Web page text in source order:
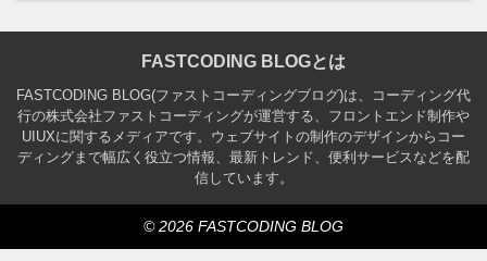
FASTCODING BLOGとは
FASTCODING BLOG(ファストコーディングブログ)は、コーディング代
行の株式会社ファストコーディングが運営する、フロントエンド制作や
UIUXに関するメディアです。ウェブサイトの制作のデザインからコー
ディングまで幅広く役立つ情報、最新トレンド、便利サービスなどを配
信しています。
© 2026 FASTCODING BLOG